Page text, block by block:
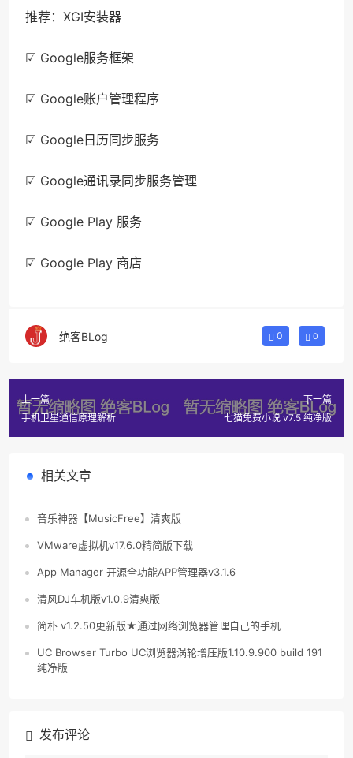
推荐：XGI安装器
☑ Google服务框架
☑ Google账户管理程序
☑ Google日历同步服务
☑ Google通讯录同步服务管理
☑ Google Play 服务
☑ Google Play 商店
绝客BLog 0 0
上一篇
手机卫星通信原理解析
下一篇
七猫免费小说 v7.5 纯净版
相关文章
音乐神器【MusicFree】清爽版
VMware虚拟机v17.6.0精简版下载
App Manager 开源全功能APP管理器v3.1.6
清风DJ车机版v1.0.9清爽版
简朴 v1.2.50更新版★通过网络浏览器管理自己的手机
UC Browser Turbo UC浏览器涡轮增压版1.10.9.900 build 191
纯净版
发布评论